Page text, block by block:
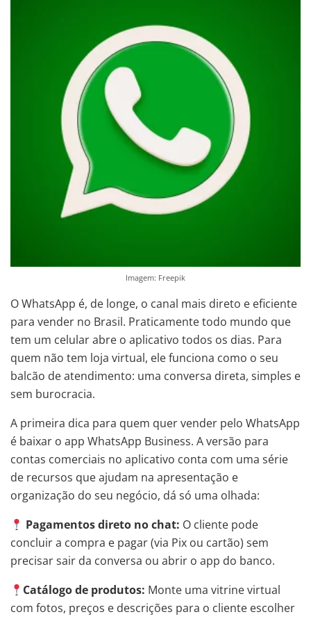
Imagem: Freepik
O WhatsApp é, de longe, o canal mais direto e eficiente
para vender no Brasil. Praticamente todo mundo que
tem um celular abre o aplicativo todos os dias. Para
quem não tem loja virtual, ele funciona como o seu
balcão de atendimento: uma conversa direta, simples e
sem burocracia.
A primeira dica para quem quer vender pelo WhatsApp
é baixar o app WhatsApp Business. A versão para
contas comerciais no aplicativo conta com uma série
de recursos que ajudam na apresentação e
organização do seu negócio, dá só uma olhada:
Pagamentos direto no chat: O cliente pode
concluir a compra e pagar (via Pix ou cartão) sem
precisar sair da conversa ou abrir o app do banco.
Catálogo de produtos: Monte uma vitrine virtual
com fotos, preços e descrições para o cliente escolher